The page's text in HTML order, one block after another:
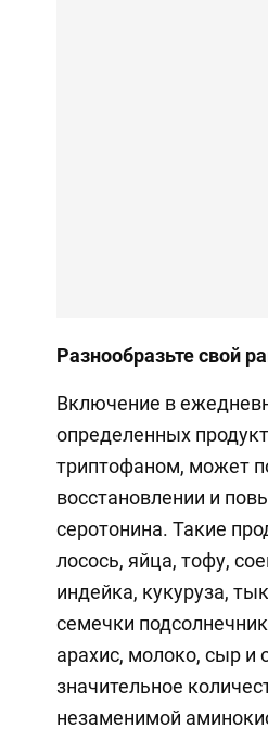
Разнообразьте свой
Включение в
определенных
триптофаном, может
восстановлении и
серотонина. Такие
лосось, яйца, тофу,
индейка, кукуруза,
семечки
арахис, молоко, сыр и
значительное
незаменимой